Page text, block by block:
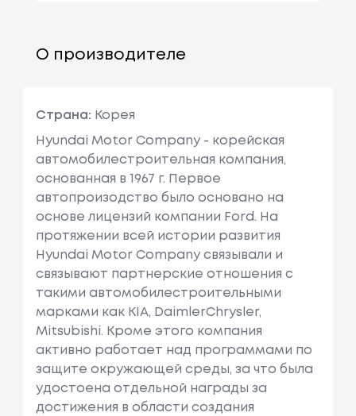
О производителе
Страна: Корея
Hyundai Motor Company - корейская
автомобилестроительная компания,
основанная в 1967 г. Первое
автопроизодство было основано на
основе лицензий компании Ford. На
протяжении всей истории развития
Hyundai Motor Company связывали и
связывают партнерские отношения с
такими автомобилестроительными
марками как KIA, DaimlerChrysler,
Mitsubishi. Кроме этого компания
активно работает над программами по
защите окружающей среды, за что была
удостоена отдельной награды за
достижения в области создания